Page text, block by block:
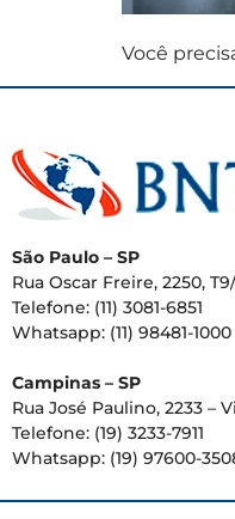
Você
São Paulo – SP
Rua Oscar Freire, 2250,
Telefone: (11) 3081-6851
Whatsapp: (11) 98481-1000
Campinas – SP
Rua José Paulino, 2233 –
Telefone: (19) 3233-7911
Whatsapp: (19) 97600-